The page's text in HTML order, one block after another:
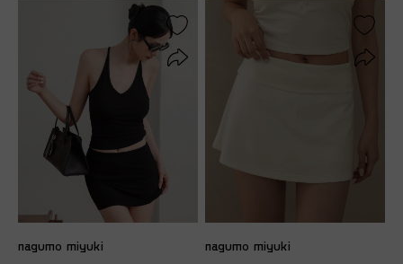
nagumo miyuki nagumo miyuki